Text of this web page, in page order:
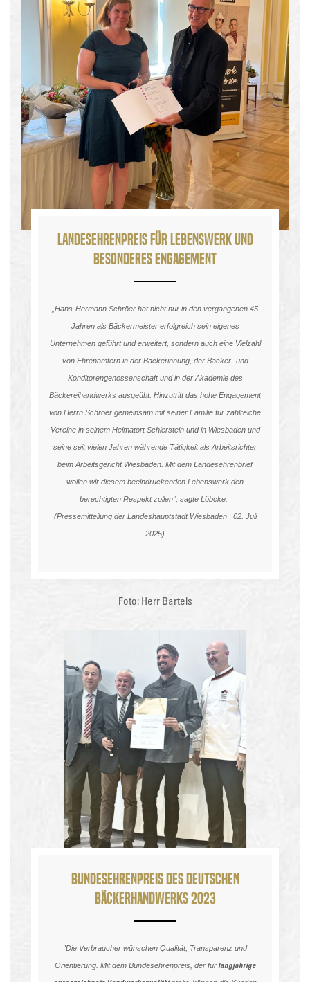
Landesehrenpreis für Lebenswerk und
besonderes Engagement
„Hans-Hermann Schröer hat nicht nur in den vergangenen 45
Jahren als Bäckermeister erfolgreich sein eigenes
Unternehmen geführt und erweitert, sondern auch eine Vielzahl
von Ehrenämtern in der Bäckerinnung, der Bäcker- und
Konditorengenossenschaft und in der Akademie des
Bäckereihandwerks ausgeübt. Hinzutritt das hohe Engagement
von Herrn Schröer gemeinsam mit seiner Familie für zahlreiche
Vereine in seinem Heimatort Schierstein und in Wiesbaden und
seine seit vielen Jahren währende Tätigkeit als Arbeitsrichter
beim Arbeitsgericht Wiesbaden. Mit dem Landesehrenbrief
wollen wir diesem beeindruckenden Lebenswerk den
berechtigten Respekt zollen“, sagte Löbcke.
(Pressemitteilung der Landeshauptstadt Wiesbaden | 02. Juli
2025)
Foto: Herr Bartels
Bundesehrenpreis des deutschen
Bäckerhandwerks 2023
"Die Verbraucher wünschen Qualität, Transparenz und
Orientierung. Mit dem Bundesehrenpreis, der fürlangjährige